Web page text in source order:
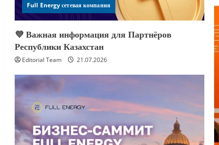
Full Energy сетевая компания
💜 Важная информация для Партнёров
Республики Казахстан
Editorial Team 21.07.2026